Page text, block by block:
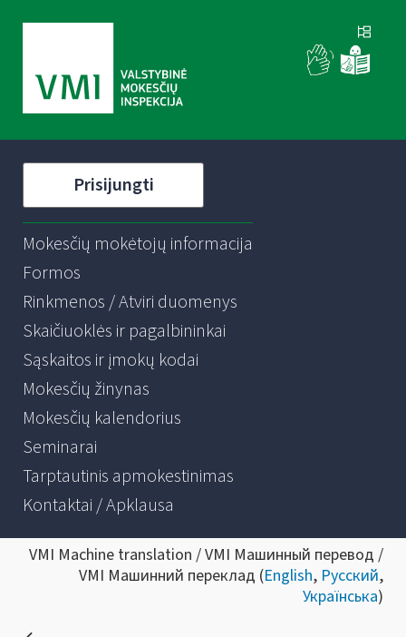
Prisijungti
Mokesčių mokėtojų informacija
Formos
Rinkmenos / Atviri duomenys
Skaičiuoklės ir pagalbininkai
Sąskaitos ir įmokų kodai
Mokesčių žinynas
Mokesčių kalendorius
Seminarai
Tarptautinis apmokestinimas
Kontaktai / Apklausa
VMI Machine translation / VMI Машинный перевод /
VMI Машинний переклад (English, Русский,
Українська)